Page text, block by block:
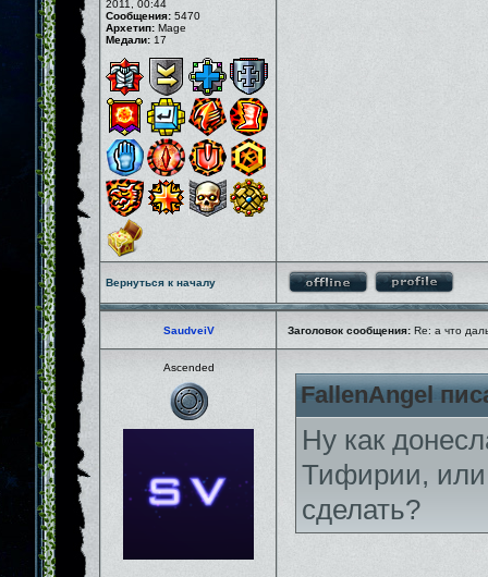
2011, 00:44
Сообщения: 5470
Архетип: Mage
Медали: 17
Вернуться к началу
SaudveiV Заголовок сообщения: Re: а что
Ascended
FallenAngel
Ну как
Тифирии, или
сделать?